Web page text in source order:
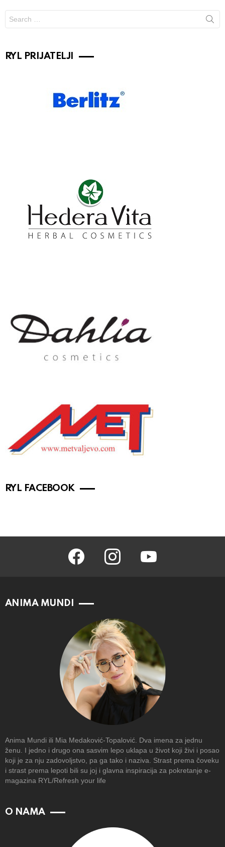
for:
RYL PRIJATELJI
RYL FACEBOOK
facebook instagram
ANIMA MUNDI
Anima Mundi ili Mia Medaković-Topalović. Dva imena za jednu
ženu. I jedno i drugo ona sasvim lepo uklapa u život koji živi i posao
koji je za nju zadovoljstvo, pa ga tako i naziva. Strast prema čoveku
i strast prema lepoti bili su joj i glavna inspiracija za pokretanje e-
magazina RYL/Refresh your life
O NAMA